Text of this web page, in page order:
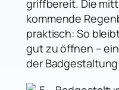
griffbereit. Die
kommende
praktisch: So
gut zu öffnen –
der Badgestaltung